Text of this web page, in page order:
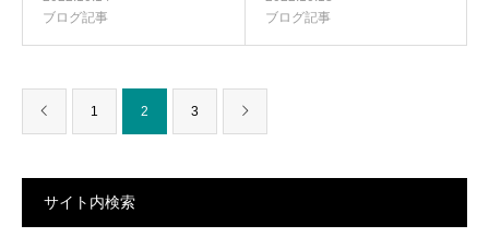
ブログ記事
ブログ記事
1 2 3
サイト内検索